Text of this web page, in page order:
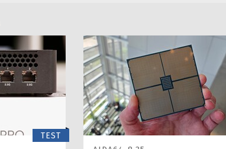
TEST